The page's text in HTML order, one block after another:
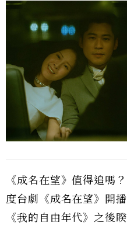
《成名在望》值得追嗎
度台劇《成名在望》開
《我的自由年代》之後